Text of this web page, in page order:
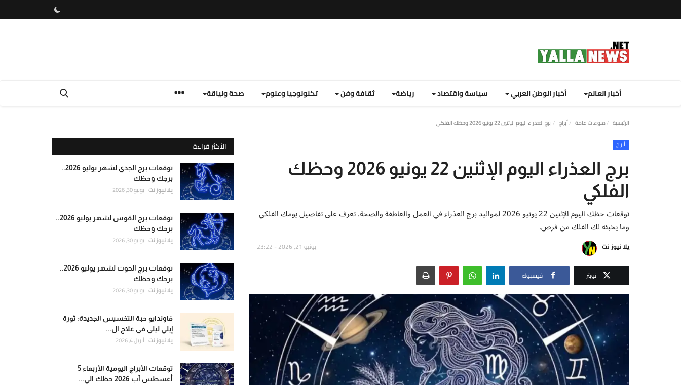
أخبار العالم أخبار الوطن العربي سياسة واقتصاد رياضة ثقافة وفن تكنولوجيا وعلوم صحة ولياقة
الرئيسية منوعات عامة أبراج برج العذراء اليوم الإثنين 22 يونيو 2026 وحظك الفلكي
أبراج
برج العذراء اليوم الإثنين 22 يونيو 2026 وحظك
الفلكي
توقعات حظك اليوم الإثنين 22 يونيو 2026 لمواليد برج العذراء في العمل والعاطفة والصحة. تعرف على تفاصيل يومك الفلكي
وما يخبئه لك الفلك من فرص.
يلا نيوز نت يونيو 21, 2026 - 23:22
تويتر فيسبوك
الأكثر قراءة
توقعات برج الجدي لشهر يوليو 2026..
برجك وحظك
يلا نيوز نت يونيو 30, 2026
توقعات برج القوس لشهر يوليو 2026..
برجك وحظك
يلا نيوز نت يونيو 30, 2026
توقعات برج الحوت لشهر يوليو 2026..
برجك وحظك
يلا نيوز نت يونيو 30, 2026
فاوندايو حبة التخسيس الجديدة: ثورة
إيلي ليلي في علاج ال...
يلا نيوز نت أبريل 4, 2026
توقعات الأبراج اليومية الأربعاء 5
أغسطس آب 2026 حظك الي...